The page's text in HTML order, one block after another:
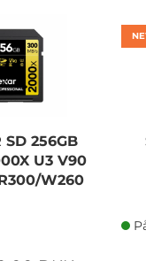
SD 256GB
U3 V90
W260